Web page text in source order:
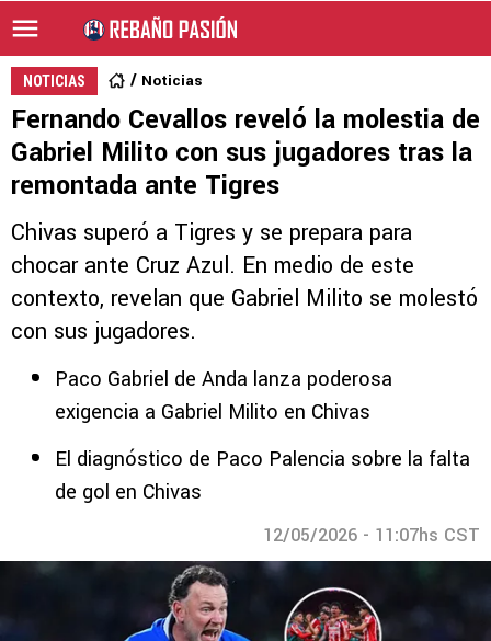
NOTICIAS Noticias
Fernando Cevallos reveló la molestia de
Gabriel Milito con sus jugadores tras la
remontada ante Tigres
Chivas superó a Tigres y se prepara para
chocar ante Cruz Azul. En medio de este
contexto, revelan que Gabriel Milito se molestó
con sus jugadores.
Paco Gabriel de Anda lanza poderosa
exigencia a Gabriel Milito en Chivas
El diagnóstico de Paco Palencia sobre la falta
de gol en Chivas
12/05/2026 - 11:07hs CST